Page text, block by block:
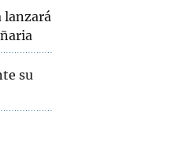
lanzará
su